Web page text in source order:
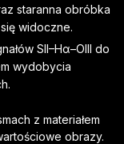
staranna obróbka
widoczne.
SII–Hα–OIII do
wydobycia
z materiałem
obrazy.